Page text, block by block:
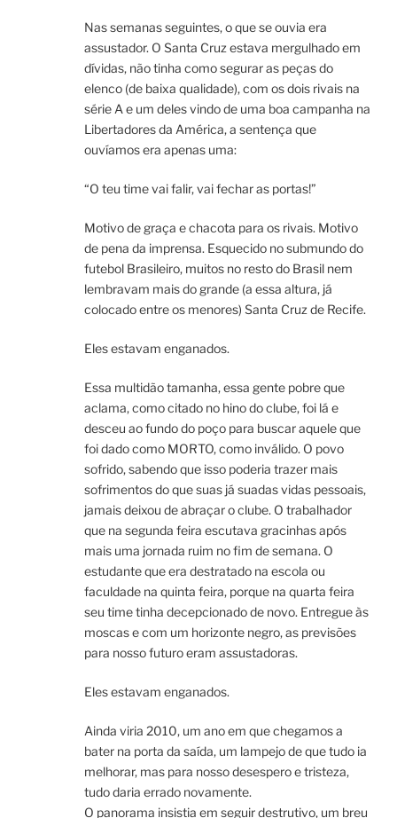
Nas semanas seguintes, o que se ouvia era
assustador. O Santa Cruz estava mergulhado em
dívidas, não tinha como segurar as peças do
elenco (de baixa qualidade), com os dois rivais na
série A e um deles vindo de uma boa campanha na
Libertadores da América, a sentença que
ouvíamos era apenas uma:
“O teu time vai falir, vai fechar as portas!”
Motivo de graça e chacota para os rivais. Motivo
de pena da imprensa. Esquecido no submundo do
futebol Brasileiro, muitos no resto do Brasil nem
lembravam mais do grande (a essa altura, já
colocado entre os menores) Santa Cruz de Recife.
Eles estavam enganados.
Essa multidão tamanha, essa gente pobre que
aclama, como citado no hino do clube, foi lá e
desceu ao fundo do poço para buscar aquele que
foi dado como MORTO, como inválido. O povo
sofrido, sabendo que isso poderia trazer mais
sofrimentos do que suas já suadas vidas pessoais,
jamais deixou de abraçar o clube. O trabalhador
que na segunda feira escutava gracinhas após
mais uma jornada ruim no fim de semana. O
estudante que era destratado na escola ou
faculdade na quinta feira, porque na quarta feira
seu time tinha decepcionado de novo. Entregue às
moscas e com um horizonte negro, as previsões
para nosso futuro eram assustadoras.
Eles estavam enganados.
Ainda viria 2010, um ano em que chegamos a
bater na porta da saída, um lampejo de que tudo ia
melhorar, mas para nosso desespero e tristeza,
tudo daria errado novamente.
O panorama insistia em seguir destrutivo, um breu